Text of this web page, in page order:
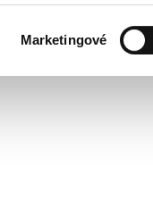
Marketingové